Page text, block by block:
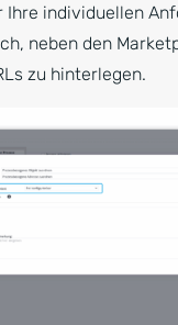
Ihre individuellen
neben den
zu hinterlegen.